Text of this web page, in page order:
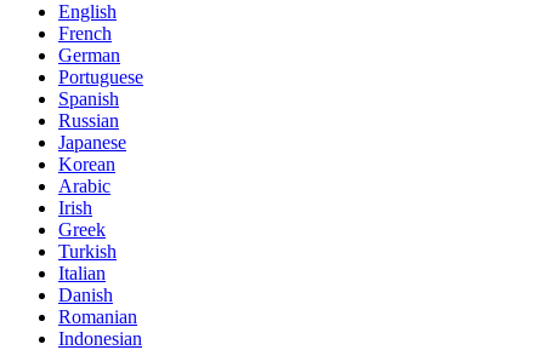
English
French
German
Portuguese
Spanish
Russian
Japanese
Korean
Arabic
Irish
Greek
Turkish
Italian
Danish
Romanian
Indonesian